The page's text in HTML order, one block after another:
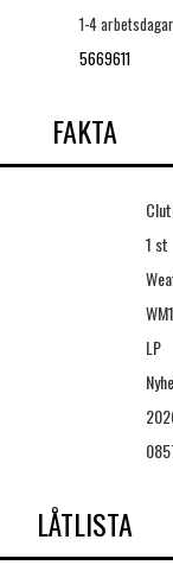
1-4 arbetsdagar
5669611
FAKTA
1 st
LP
LÅTLISTA